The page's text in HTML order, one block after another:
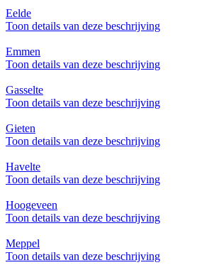
Eelde
Toon details van deze beschrijving
Emmen
Toon details van deze beschrijving
Gasselte
Toon details van deze beschrijving
Gieten
Toon details van deze beschrijving
Havelte
Toon details van deze beschrijving
Hoogeveen
Toon details van deze beschrijving
Meppel
Toon details van deze beschrijving